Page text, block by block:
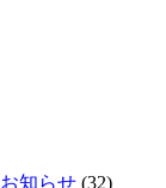
知らせ (32)